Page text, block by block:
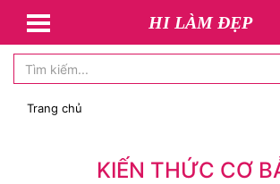
HI LÀM ĐẸP
Trang chủ
KIẾN THỨC CƠ